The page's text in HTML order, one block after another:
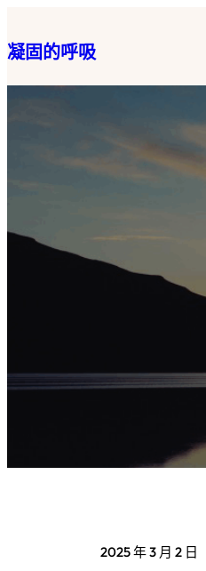
至
主
凝固的呼吸
2025 年 3 月 2 日